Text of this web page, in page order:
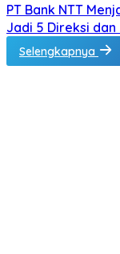
PT Bank NTT
Jadi 5 Direksi
Selengkapnya